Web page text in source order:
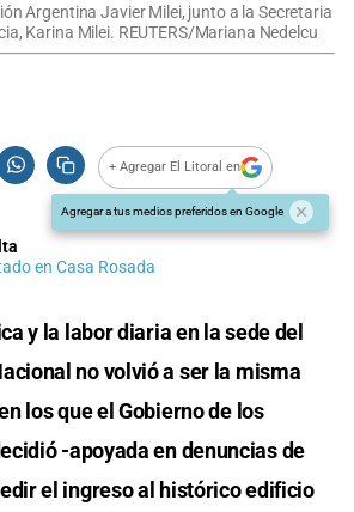
Argentina Javier Milei, junto a la Secretaria
Karina Milei. REUTERS/Mariana Nedelcu
+ Agregar El Litoral en
Agregar a tus medios preferidos en Google
en Casa Rosada
y la labor diaria en la sede del
no volvió a ser la misma
los que el Gobierno de los
-apoyada en denuncias de
el ingreso al histórico edificio